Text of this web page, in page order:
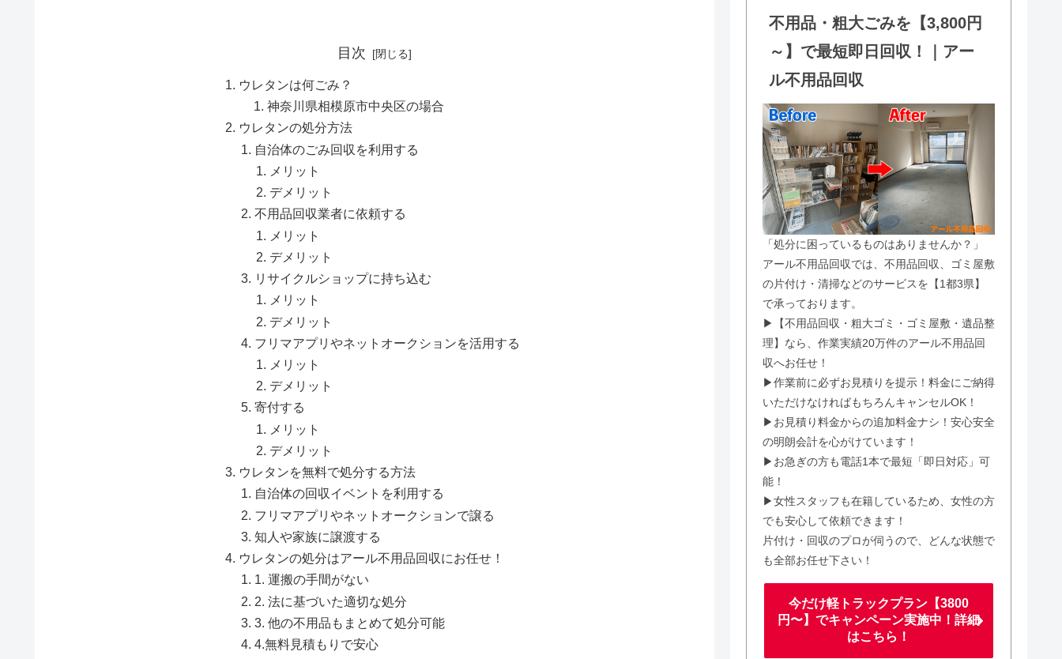
目次
ウレタンは何ごみ？
神奈川県相模原市中央区の場合
ウレタンの処分方法
自治体のごみ回収を利用する
メリット
デメリット
不用品回収業者に依頼する
メリット
デメリット
リサイクルショップに持ち込む
メリット
デメリット
フリマアプリやネットオークションを活用する
メリット
デメリット
寄付する
メリット
デメリット
ウレタンを無料で処分する方法
自治体の回収イベントを利用する
フリマアプリやネットオークションで譲る
知人や家族に譲渡する
ウレタンの処分はアール不用品回収にお任せ！
1. 運搬の手間がない
2. 法に基づいた適切な処分
3. 他の不用品もまとめて処分可能
4.無料見積もりで安心
不用品・粗大ごみを【3,800円
～】で最短即日回収！｜アー
ル不用品回収
「処分に困っているものはありませんか？」
アール不用品回収では、不用品回収、ゴミ屋敷
の片付け・清掃などのサービスを【1都3県】
で承っております。
▶【不用品回収・粗大ゴミ・ゴミ屋敷・遺品整
理】なら、作業実績20万件のアール不用品回
収へお任せ！
▶作業前に必ずお見積りを提示！料金にご納得
いただけなければもちろんキャンセルOK！
▶お見積り料金からの追加料金ナシ！安心安全
の明朗会計を心がけています！
▶お急ぎの方も電話1本で最短「即日対応」可
能！
▶女性スタッフも在籍しているため、女性の方
でも安心して依頼できます！
片付け・回収のプロが伺うので、どんな状態で
も全部お任せ下さい！
今だけ軽トラックプラン【3800
円〜】でキャンペーン実施中！詳細
はこちら！